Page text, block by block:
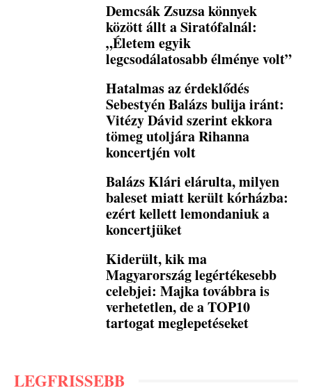
Demcsák Zsuzsa könnyek
között állt a Siratófalnál:
„Életem egyik
legcsodálatosabb élménye volt”
Hatalmas az érdeklődés
Sebestyén Balázs bulija iránt:
Vitézy Dávid szerint ekkora
tömeg utoljára Rihanna
koncertjén volt
Balázs Klári elárulta, milyen
baleset miatt került kórházba:
ezért kellett lemondaniuk a
koncertjüket
Kiderült, kik ma
Magyarország legértékesebb
celebjei: Majka továbbra is
verhetetlen, de a TOP10
tartogat meglepetéseket
LEGFRISSEBB